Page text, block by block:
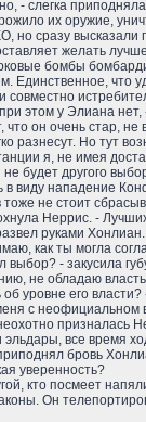
- слегка
их оружие,
но сразу высказали
желать
бомбы
Единственное, что
совместно
этом у Элиана нет,
что он очень стар,
разнесут. Но тут
я, не имея
не будет другого
виду нападение
тоже не стоит
Неррис. -
руками
как ты могла
- закусила
не обладаю
уровне его власти?
с неофициальном
призналась
эльдары, все время
бровь
уверенность?
кто посмеет
Он